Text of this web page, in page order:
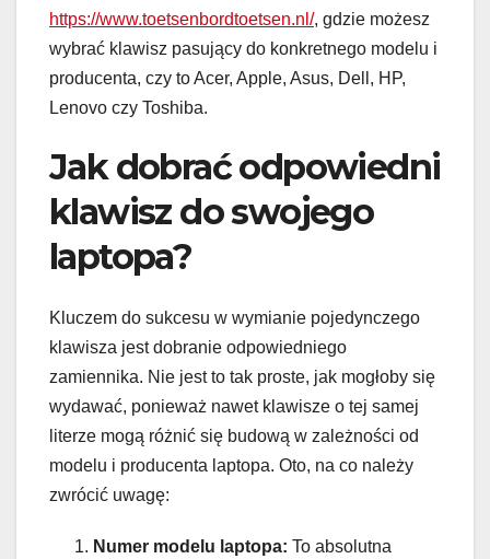
https://www.toetsenbordtoetsen.nl/, gdzie możesz
wybrać klawisz pasujący do konkretnego modelu i
producenta, czy to Acer, Apple, Asus, Dell, HP,
Lenovo czy Toshiba.
Jak dobrać odpowiedni
klawisz do swojego
laptopa?
Kluczem do sukcesu w wymianie pojedynczego
klawisza jest dobranie odpowiedniego
zamiennika. Nie jest to tak proste, jak mogłoby się
wydawać, ponieważ nawet klawisze o tej samej
literze mogą różnić się budową w zależności od
modelu i producenta laptopa. Oto, na co należy
zwrócić uwagę:
Numer modelu laptopa: To absolutna